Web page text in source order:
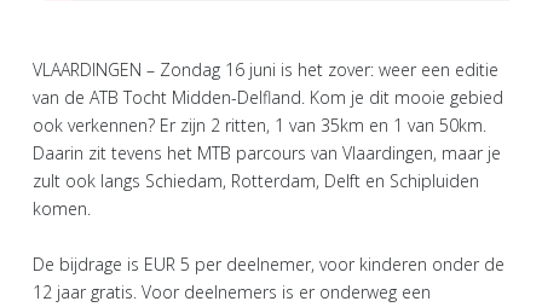
VLAARDINGEN – Zondag 16 juni is het zover: weer een editie
van de ATB Tocht Midden-Delfland. Kom je dit mooie gebied
ook verkennen? Er zijn 2 ritten, 1 van 35km en 1 van 50km.
Daarin zit tevens het MTB parcours van Vlaardingen, maar je
zult ook langs Schiedam, Rotterdam, Delft en Schipluiden
komen.
De bijdrage is EUR 5 per deelnemer, voor kinderen onder de
12 jaar gratis. Voor deelnemers is er onderweg een